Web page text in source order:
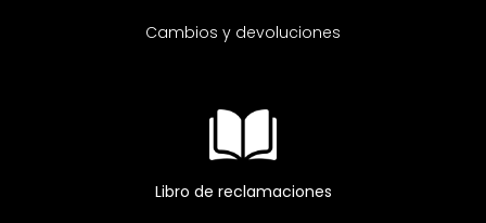
Cambios y devoluciones
Libro de reclamaciones